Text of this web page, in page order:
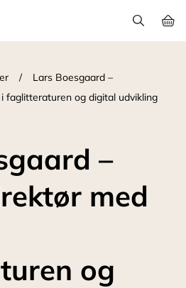
/
Lars Boesgaard –
faglitteraturen og digital udvikling
–
med
og